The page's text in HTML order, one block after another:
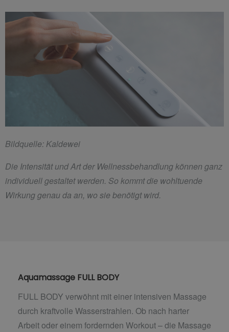
Bildquelle: Kaldewei
Die Intensität und Art der Wellnessbehandlung können ganz
individuell gestaltet werden. So kommt die wohltuende
Wirkung genau da an, wo sie benötigt wird.
Aquamassage FULL BODY
FULL BODY verwöhnt mit einer intensiven Massage
durch kraftvolle Wasserstrahlen. Ob nach harter
Arbeit oder einem fordernden Workout – die Massage